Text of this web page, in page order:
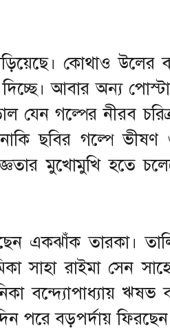
কোথাও উলের
আবার অন্য
যেন গল্পের নীরব
ছবির গল্পে ভীষণ
মুখোমুখি হতে
একঝাঁক তারকা।
সাহা রাইমা সেন
বন্দ্যোপাধ্যায়
পরে বড়পর্দায় ফিরছেন